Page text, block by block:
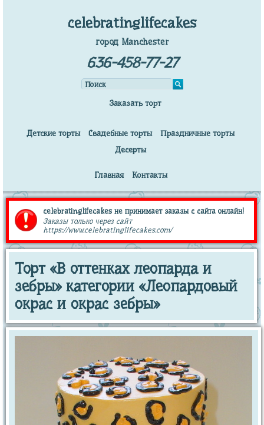
celebratinglifecakes
город Manchester
636-458-77-27
Заказать торт
Детские торты Свадебные торты
Праздничные торты
Десерты
Главная Контакты
celebratinglifecakes не принимает заказы с сайта онлайн!
Заказы только через сайт
https://www.celebratinglifecakes.com/
Торт «В оттенках леопарда и
зебры» категории «Леопардовый
окрас и окрас зебры»